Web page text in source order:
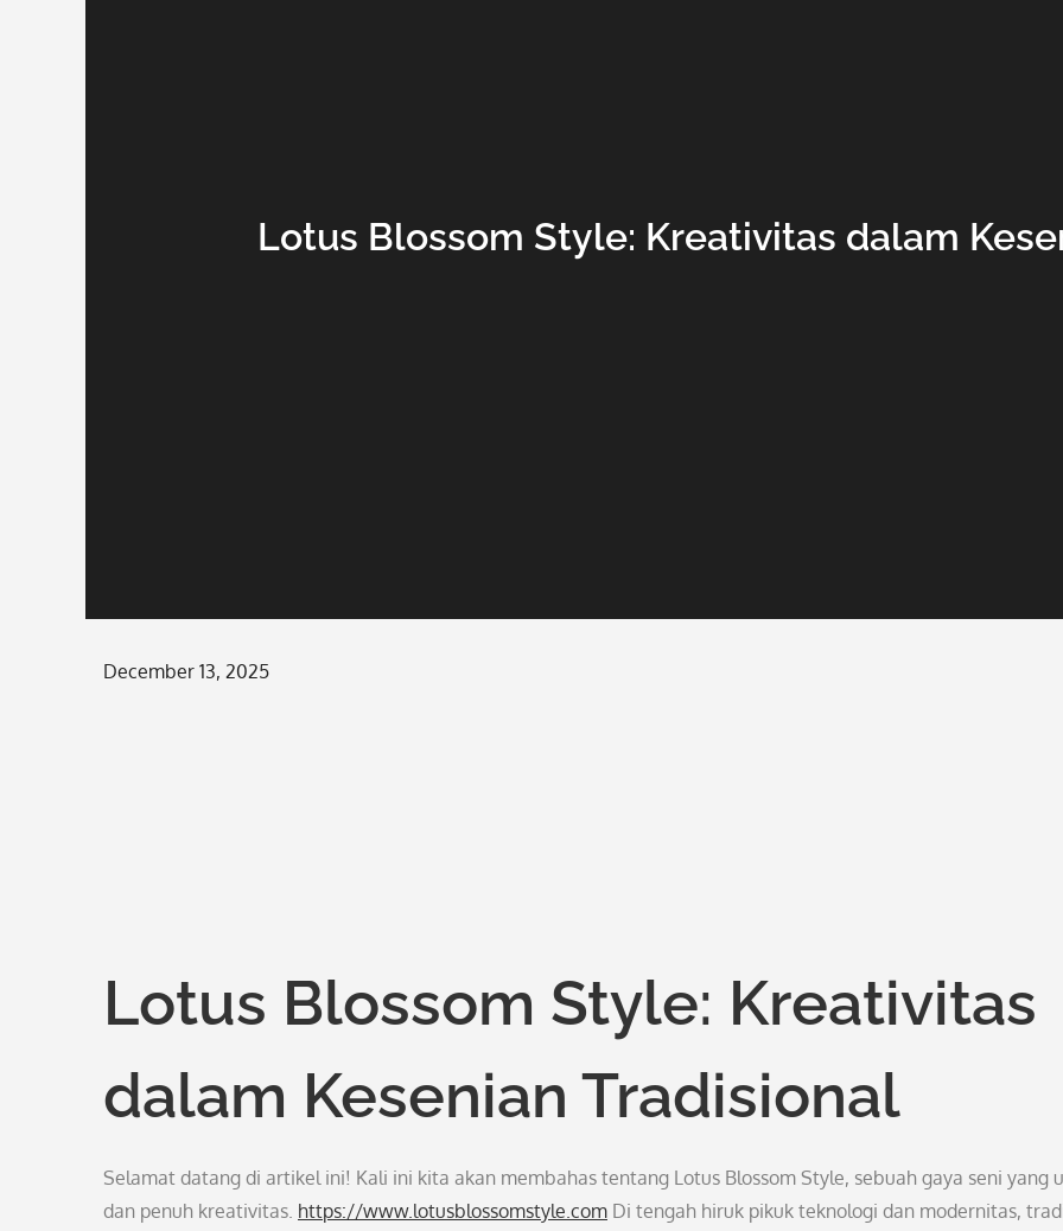
Lotus Blossom Style: Kreativitas dalam
Posted
December 13, 2025
Lotus Blossom Style: Kreativitas
dalam Kesenian Tradisional
Selamat datang di artikel ini! Kali ini kita akan membahas tentang Lotus Blossom Style, sebuah gaya seni yang
dan penuh kreativitas. https://www.lotusblossomstyle.com Di tengah hiruk pikuk teknologi dan modernitas,